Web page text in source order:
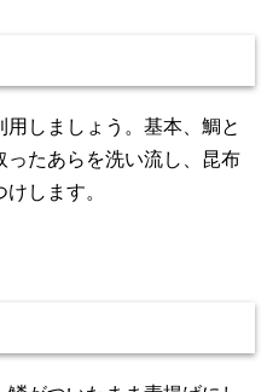
しましょう。基本、鯛と
ったあらを洗い流し、昆布
します。